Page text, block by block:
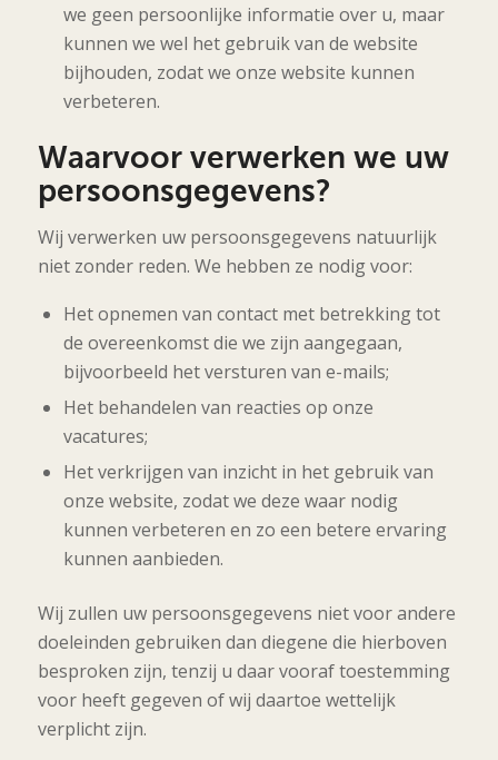
we geen persoonlijke informatie over u, maar
kunnen we wel het gebruik van de website
bijhouden, zodat we onze website kunnen
verbeteren.
Waarvoor verwerken we uw
persoonsgegevens?
Wij verwerken uw persoonsgegevens natuurlijk
niet zonder reden. We hebben ze nodig voor:
Het opnemen van contact met betrekking tot
de overeenkomst die we zijn aangegaan,
bijvoorbeeld het versturen van e-mails;
Het behandelen van reacties op onze
vacatures;
Het verkrijgen van inzicht in het gebruik van
onze website, zodat we deze waar nodig
kunnen verbeteren en zo een betere ervaring
kunnen aanbieden.
Wij zullen uw persoonsgegevens niet voor andere
doeleinden gebruiken dan diegene die hierboven
besproken zijn, tenzij u daar vooraf toestemming
voor heeft gegeven of wij daartoe wettelijk
verplicht zijn.